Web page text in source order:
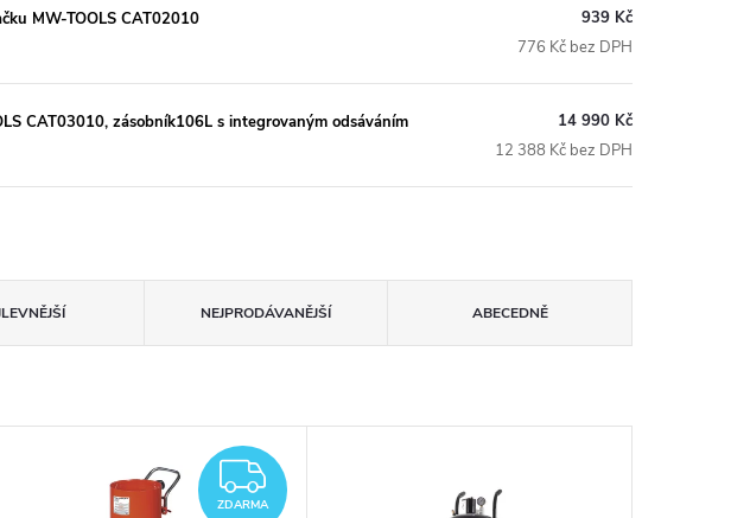
MW-TOOLS CAT02010
939 Kč
776 Kč bez DPH
CAT03010, zásobník106L s integrovaným odsáváním
14 990 Kč
12 388 Kč bez DPH
NEJPRODÁVANĚJŠÍ ABECEDNĚ
ZDARMA
ZDARMA